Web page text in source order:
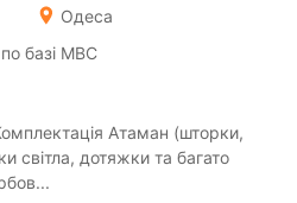
Одеса
базі МВС
свiтла, дотяжки та багато